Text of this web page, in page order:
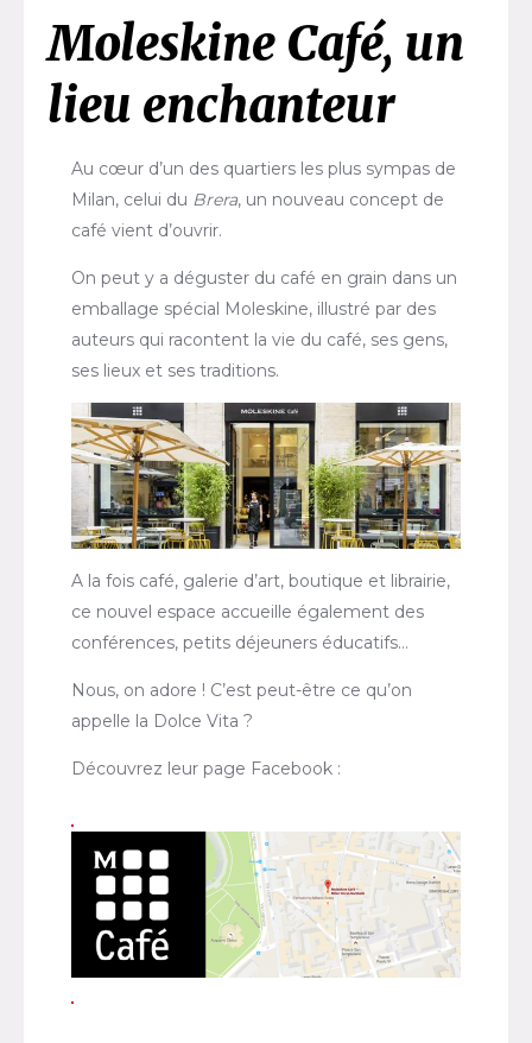
Moleskine Café, un
lieu enchanteur
Au cœur d’un des quartiers les plus sympas de
Milan, celui du Brera, un nouveau concept de
café vient d’ouvrir.
On peut y a déguster du café en grain dans un
emballage spécial Moleskine, illustré par des
auteurs qui racontent la vie du café, ses gens,
ses lieux et ses traditions.
A la fois café, galerie d’art, boutique et librairie,
ce nouvel espace accueille également des
conférences, petits déjeuners éducatifs…
Nous, on adore ! C’est peut-être ce qu’on
appelle la Dolce Vita ?
Découvrez leur page Facebook :